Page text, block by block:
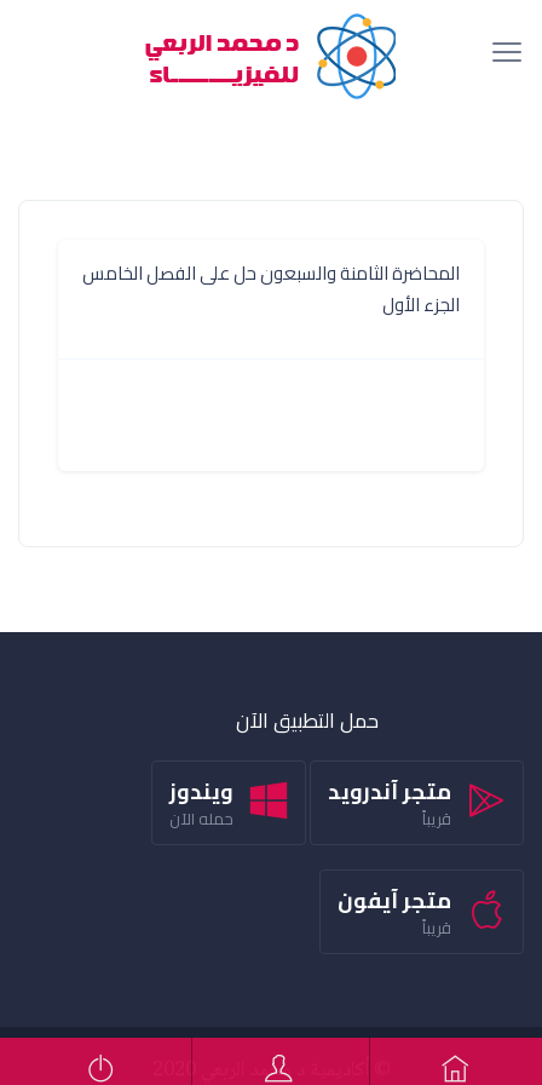
المحاضرة الثامنة والسبعون حل على الفصل الخامس
الجزء الأول
حمل التطبيق الآن
متجر آندرويد
قريباً
ويندوز
حمله الآن
متجر آيفون
قريباً
© أكاديمية د محمد الربعي 2020